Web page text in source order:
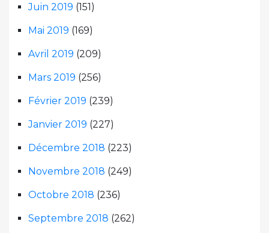
Juin 2019 (151)
Mai 2019 (169)
Avril 2019 (209)
Mars 2019 (256)
Février 2019 (239)
Janvier 2019 (227)
Décembre 2018 (223)
Novembre 2018 (249)
Octobre 2018 (236)
Septembre 2018 (262)